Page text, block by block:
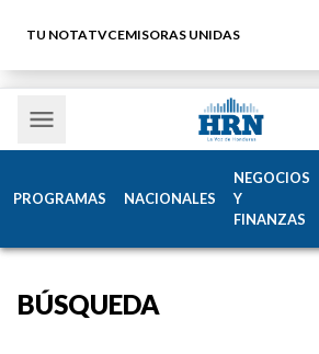
TU NOTATVCEMISORAS UNIDAS
PROGRAMAS NACIONALES
NEGOCIOS
Y
FINANZAS
BÚSQUEDA